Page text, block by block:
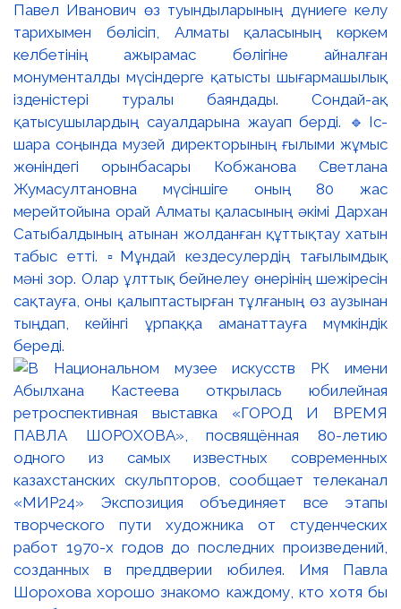
Павел Иванович өз туындыларының дүниеге келу
тарихымен бөлісіп, Алматы қаласының көркем
келбетінің ажырамас бөлігіне айналған
монументалды мүсіндерге қатысты шығармашылық
ізденістері туралы баяндады. Сондай-ақ
қатысушылардың сауалдарына жауап берді. 🔹Іс-
шара соңында музей директорының ғылыми жұмыс
жөніндегі орынбасары Кобжанова Светлана
Жумасултановна мүсіншіге оның 80 жас
мерейтойына орай Алматы қаласының әкімі Дархан
Сатыбалдының атынан жолданған құттықтау хатын
табыс етті. ▫️Мұндай кездесулердің тағылымдық
мәні зор. Олар ұлттық бейнелеу өнерінің шежіресін
сақтауға, оны қалыптастырған тұлғаның өз аузынан
тыңдап, кейінгі ұрпаққа аманаттауға мүмкіндік
береді.